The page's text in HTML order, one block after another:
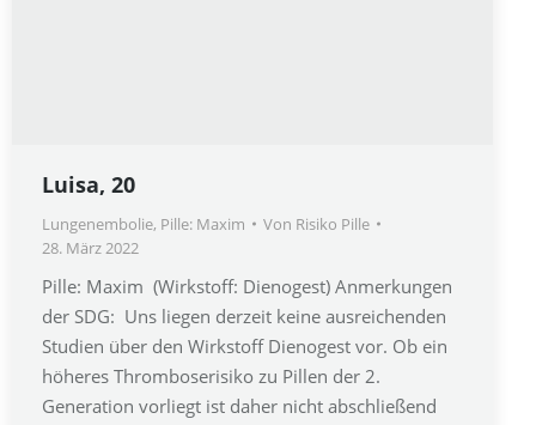
Luisa, 20
Lungenembolie, Pille: Maxim Von Risiko Pille
28. März 2022
Pille: Maxim (Wirkstoff: Dienogest) Anmerkungen
der SDG: Uns liegen derzeit keine ausreichenden
Studien über den Wirkstoff Dienogest vor. Ob ein
höheres Thromboserisiko zu Pillen der 2.
Generation vorliegt ist daher nicht abschließend